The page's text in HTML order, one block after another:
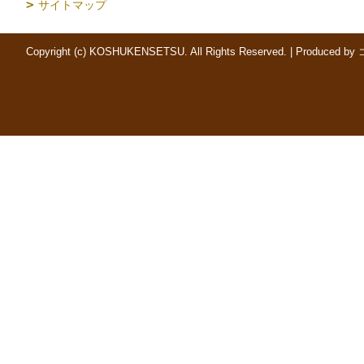
サイトマップ
Copyright (c) KOSHUKENSETSU. All Rights Reserved. Produced by